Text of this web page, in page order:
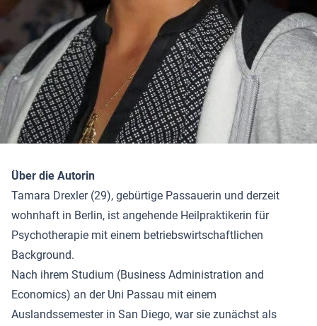
Über die Autorin
Tamara Drexler (29), gebürtige Passauerin und derzeit
wohnhaft in Berlin, ist angehende Heilpraktikerin für
Psychotherapie mit einem betriebswirtschaftlichen
Background.
Nach ihrem Studium (Business Administration and
Economics) an der Uni Passau mit einem
Auslandssemester in San Diego, war sie zunächst als